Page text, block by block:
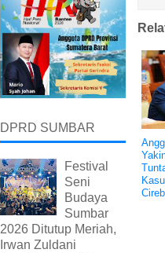
DPRD SUMBAR
Festival
Seni
Budaya
Sumbar
2026 Ditutup Meriah,
Irwan Zuldani